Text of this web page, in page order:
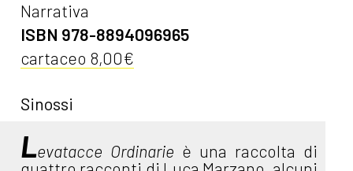
Narrativa
ISBN 978-8894096965
cartaceo 8,00€
Sinossi
Levatacce Ordinarie è una raccolta di